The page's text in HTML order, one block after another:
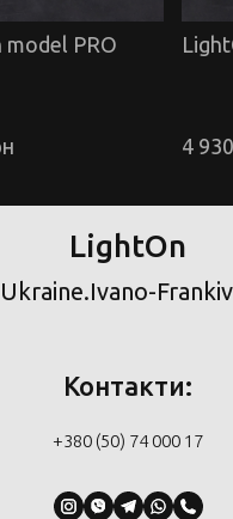
model PRO
4
LightOn
Ukraine.Ivano-
Контакти:
+380 (50) 74 000 17